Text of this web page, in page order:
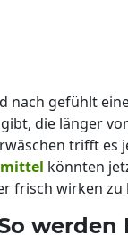
nach gefühlt
die länger
trifft es
könnten
frisch wirken zu
werden